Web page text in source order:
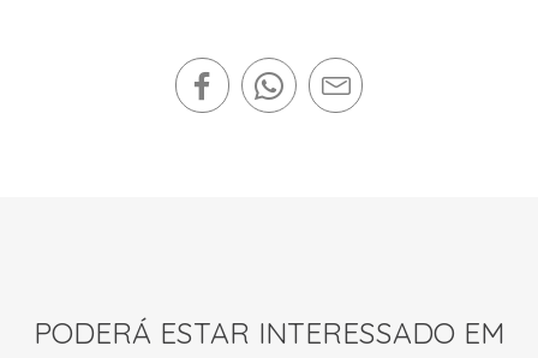
PODERÁ ESTAR INTERESSADO EM